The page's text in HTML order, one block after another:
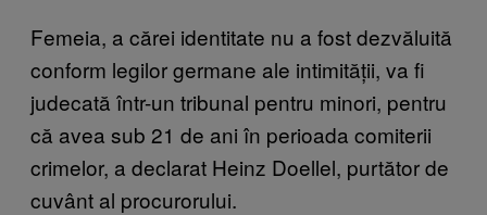
Femeia, a cărei identitate nu a fost dezvăluită
conform legilor germane ale intimității, va fi
judecată într-un tribunal pentru minori, pentru
că avea sub 21 de ani în perioada comiterii
crimelor, a declarat Heinz Doellel, purtător de
cuvânt al procurorului.